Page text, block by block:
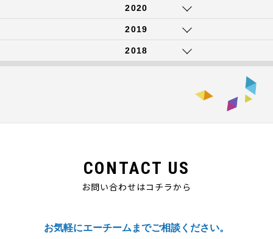
2020
2019
2018
CONTACT US
お問い合わせはコチラから
お気軽にエーチームまでご相談ください。